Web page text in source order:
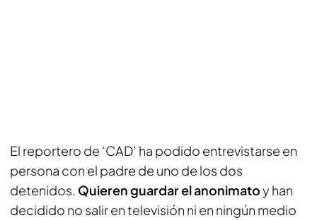
El reportero de ‘CAD’ ha podido entrevistarse en
persona con el padre de uno de los dos
detenidos. Quieren guardar el anonimatoy han
decidido no salir en televisión ni en ningún medio